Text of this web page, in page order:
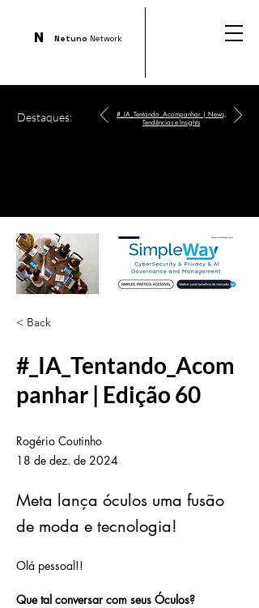
N Netuno Network
Destaques:
#_IA_Tentando_Acompanhar | News,
Tendências e Insights
< Back
#_IA_Tentando_Acom
panhar | Edição 60
Rogério Coutinho
18 de dez. de 2024
Meta lança óculos uma fusão
de moda e tecnologia!
Olá pessoal!!
Que tal conversar com seus Óculos?